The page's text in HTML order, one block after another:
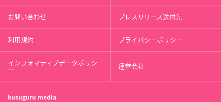
お問い合わせ プレスリリース送付先
利用規約 プライバシーポリシー
インフォマティブデータポリシ
ー 運営会社
kusuguru media